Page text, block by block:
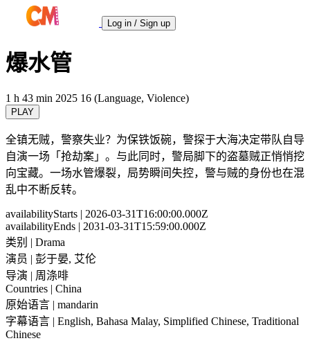
Log in / Sign up
爆水管
1 h 43 min 2025 16 (Language, Violence)
PLAY
全镇无贼，警察失业？为保铁饭碗，警探于大海决定带队自导
自演一场「抢劫案」。与此同时，警局脚下的盗墓贼正悄悄挖
向宝藏。一场水管爆裂，局势瞬间失控，警与贼的身份也在混
乱中不断反转。
availabilityStarts | 2026-03-31T16:00:00.000Z
availabilityEnds | 2031-03-31T15:59:00.000Z
类别 | Drama
演员 | 彭于晏, 艾伦
导演 | 周涤啡
Countries | China
原始语言 | mandarin
字幕语言 | English, Bahasa Malay, Simplified Chinese, Traditional
Chinese